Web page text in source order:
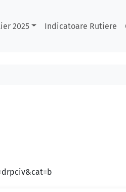
2025 Indicatoare Rutiere